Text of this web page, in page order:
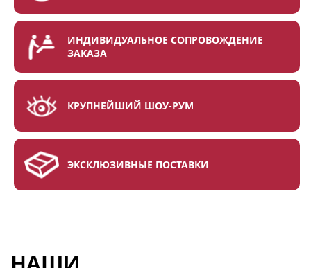
ИНДИВИДУАЛЬНОЕ СОПРОВОЖДЕНИЕ
ЗАКАЗА
КРУПНЕЙШИЙ ШОУ-РУМ
ЭКСКЛЮЗИВНЫЕ ПОСТАВКИ